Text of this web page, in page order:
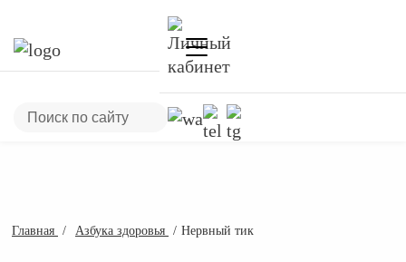
Главная Азбука здоровья Нервный тик